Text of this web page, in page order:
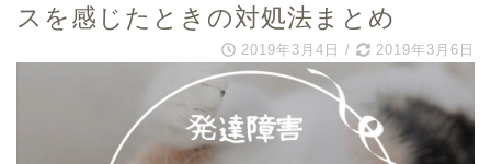
スを感じたときの対処法まとめ
2019年3月4日 / 2019年3月6日